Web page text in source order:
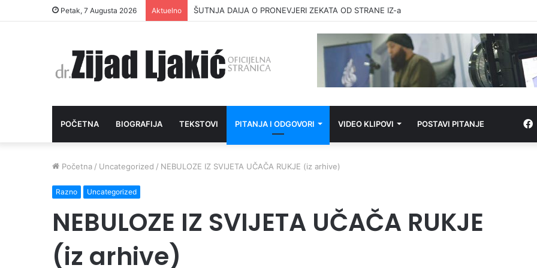
Petak, 7 Augusta 2026 Aktuelno ŠUTNJA DAIJA O PRONEVJERI ZEKATA OD STRANE IZ-a
POČETNA BIOGRAFIJA TEKSTOVI PITANJA I ODGOVORI VIDEO KLIPOVI POSTAVI PITANJE
Početna / Uncategorized / NEBULOZE IZ SVIJETA UČAČA RUKJE (iz arhive)
Razno Uncategorized
NEBULOZE IZ SVIJETA UČAČA RUKJE
(iz arhive)